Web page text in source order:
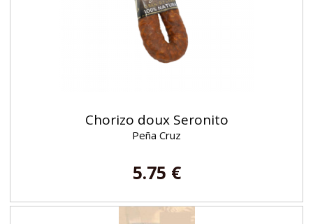
Chorizo ​​​​doux Seronito
Peña Cruz
5.75 €